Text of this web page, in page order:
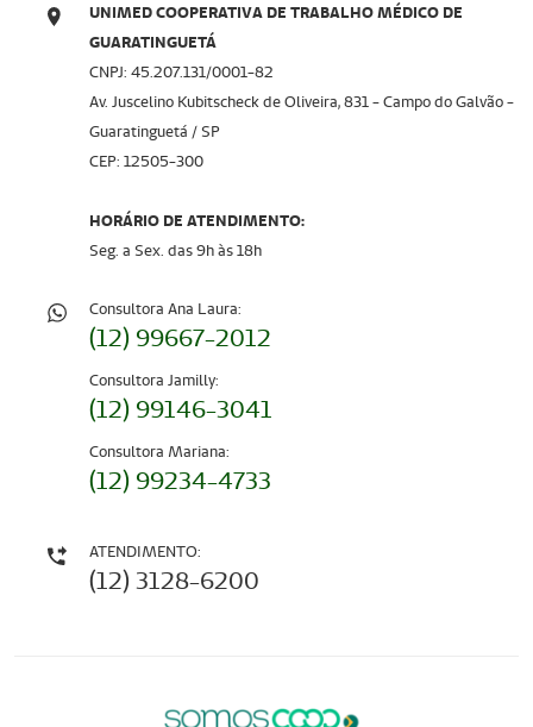
UNIMED COOPERATIVA DE TRABALHO MÉDICO DE
GUARATINGUETÁ
CNPJ: 45.207.131/0001-82
Av. Juscelino Kubitscheck de Oliveira, 831 - Campo do Galvão -
Guaratinguetá / SP
CEP: 12505-300
HORÁRIO DE ATENDIMENTO:
Seg. a Sex. das 9h às 18h
Consultora Ana Laura:
(12) 99667-2012
Consultora Jamilly:
(12) 99146-3041
Consultora Mariana:
(12) 99234-4733
ATENDIMENTO:
(12) 3128-6200